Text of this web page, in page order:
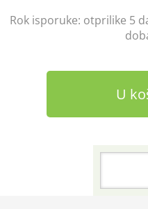
Rok isporuke: otprilike 5
U